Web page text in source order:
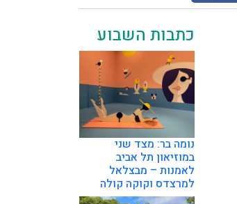
כתבות השבוע
נומה בר: מצד שני
במוזיאון תל אביב
לאמנות – מבצלאל
למרצדס וקוקה קולה